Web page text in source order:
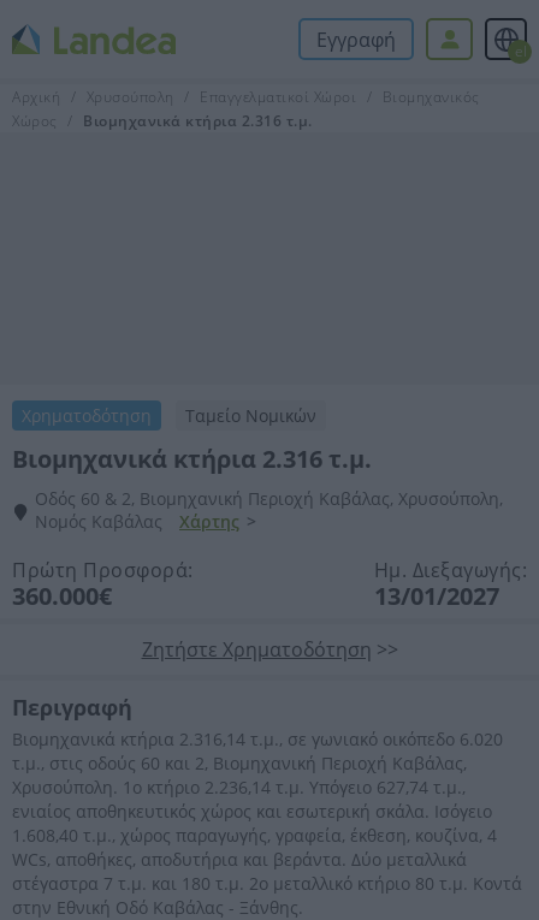
Εγγραφή el
Αρχική Χρυσούπολη Επαγγελματικοί Χώροι
Βιομηχανικός
Χώρος
Βιομηχανικά κτήρια 2.316 τ.μ.
Χρηματοδότηση Ταμείο Νομικών
Βιομηχανικά κτήρια 2.316 τ.μ.
Οδός 60 & 2, Βιομηχανική Περιοχή Καβάλας, Χρυσούπολη,
Νομός Καβάλας
Χάρτης >
Πρώτη Προσφορά:
360.000€
Ημ. Διεξαγωγής:
13/01/2027
Ζητήστε Χρηματοδότηση >>
Περιγραφή
Βιομηχανικά κτήρια 2.316,14 τ.μ., σε γωνιακό οικόπεδο 6.020
τ.μ., στις οδούς 60 και 2, Βιομηχανική Περιοχή Καβάλας,
Χρυσούπολη. 1ο κτήριο 2.236,14 τ.μ. Υπόγειο 627,74 τ.μ.,
ενιαίος αποθηκευτικός χώρος και εσωτερική σκάλα. Ισόγειο
1.608,40 τ.μ., χώρος παραγωγής, γραφεία, έκθεση, κουζίνα, 4
WCs, αποθήκες, αποδυτήρια και βεράντα. Δύο μεταλλικά
στέγαστρα 7 τ.μ. και 180 τ.μ. 2ο μεταλλικό κτήριο 80 τ.μ. Κοντά
στην Εθνική Οδό Καβάλας - Ξάνθης.